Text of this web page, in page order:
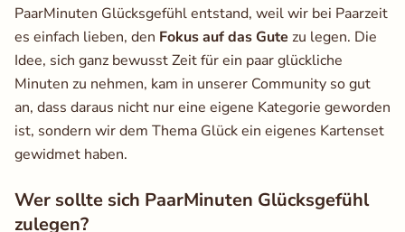
PaarMinuten Glücksgefühl entstand, weil wir bei Paarzeit
es einfach lieben, den Fokus auf das Gute zu legen. Die
Idee, sich ganz bewusst Zeit für ein paar glückliche
Minuten zu nehmen, kam in unserer Community so gut
an, dass daraus nicht nur eine eigene Kategorie geworden
ist, sondern wir dem Thema Glück ein eigenes Kartenset
gewidmet haben.
Wer sollte sich PaarMinuten Glücksgefühl
zulegen?